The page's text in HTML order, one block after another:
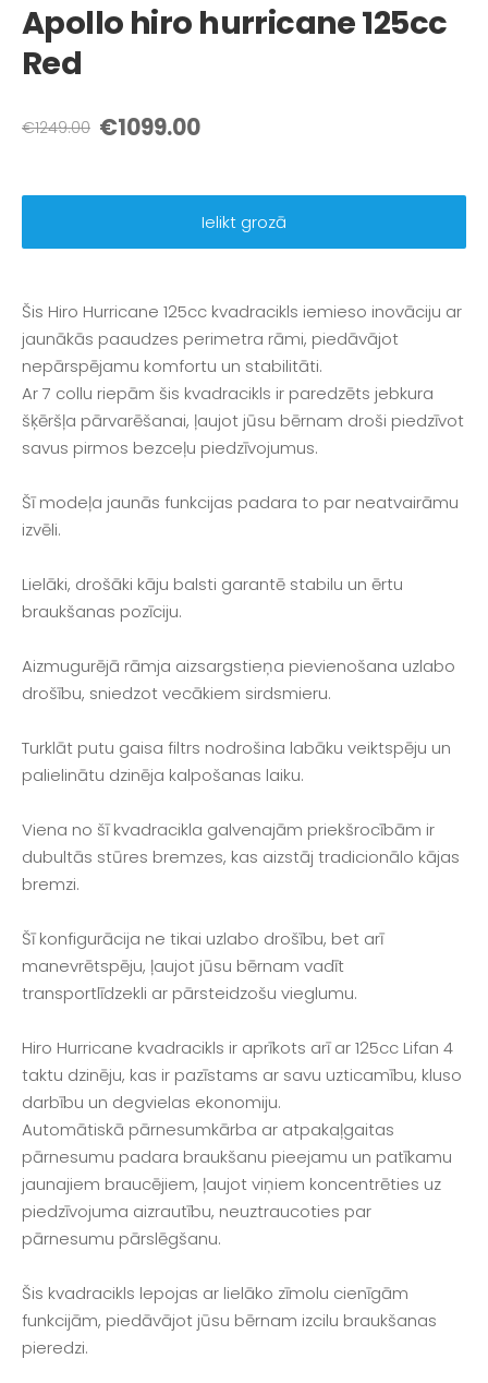
Apollo hiro hurricane 125cc
Red
€1249.00 €1099.00
Ielikt grozā
Šis Hiro Hurricane 125cc kvadracikls iemieso inovāciju ar
jaunākās paaudzes perimetra rāmi, piedāvājot
nepārspējamu komfortu un stabilitāti.
Ar 7 collu riepām šis kvadracikls ir paredzēts jebkura
šķēršļa pārvarēšanai, ļaujot jūsu bērnam droši piedzīvot
savus pirmos bezceļu piedzīvojumus.
Šī modeļa jaunās funkcijas padara to par neatvairāmu
izvēli.
Lielāki, drošāki kāju balsti garantē stabilu un ērtu
braukšanas pozīciju.
Aizmugurējā rāmja aizsargstieņa pievienošana uzlabo
drošību, sniedzot vecākiem sirdsmieru.
Turklāt putu gaisa filtrs nodrošina labāku veiktspēju un
palielinātu dzinēja kalpošanas laiku.
Viena no šī kvadracikla galvenajām priekšrocībām ir
dubultās stūres bremzes, kas aizstāj tradicionālo kājas
bremzi.
Šī konfigurācija ne tikai uzlabo drošību, bet arī
manevrētspēju, ļaujot jūsu bērnam vadīt
transportlīdzekli ar pārsteidzošu vieglumu.
Hiro Hurricane kvadracikls ir aprīkots arī ar 125cc Lifan 4
taktu dzinēju, kas ir pazīstams ar savu uzticamību, kluso
darbību un degvielas ekonomiju.
Automātiskā pārnesumkārba ar atpakaļgaitas
pārnesumu padara braukšanu pieejamu un patīkamu
jaunajiem braucējiem, ļaujot viņiem koncentrēties uz
piedzīvojuma aizrautību, neuztraucoties par
pārnesumu pārslēgšanu.
Šis kvadracikls lepojas ar lielāko zīmolu cienīgām
funkcijām, piedāvājot jūsu bērnam izcilu braukšanas
pieredzi.